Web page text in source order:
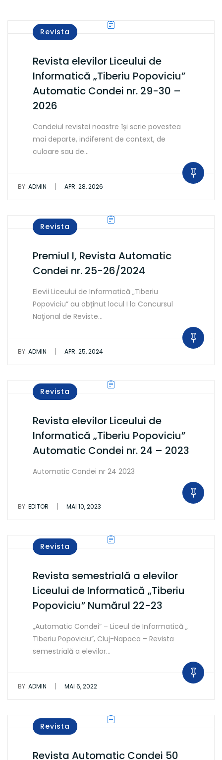
Revista
Revista elevilor Liceului de
Informatică „Tiberiu Popoviciu”
Automatic Condei nr. 29-30 –
2026
Condeiul revistei noastre își scrie povestea
mai departe, indiferent de context, de
culoare sau de…
BY: ADMIN | APR. 28, 2026
Revista
Premiul I, Revista Automatic
Condei nr. 25-26/2024
Elevii Liceului de Informatică „Tiberiu
Popoviciu” au obținut locul I la Concursul
Naţional de Reviste…
BY: ADMIN | APR. 25, 2024
Revista
Revista elevilor Liceului de
Informatică „Tiberiu Popoviciu”
Automatic Condei nr. 24 – 2023
Automatic Condei nr 24 2023
BY: EDITOR | MAI 10, 2023
Revista
Revista semestrială a elevilor
Liceului de Informatică „Tiberiu
Popoviciu” Numărul 22-23
„Automatic Condei” – Liceul de Informatică „
Tiberiu Popoviciu”, Cluj-Napoca – Revista
semestrială a elevilor…
BY: ADMIN | MAI 6, 2022
Revista
Revista Automatic Condei 50